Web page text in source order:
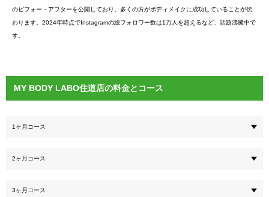
のビフォー・アフターを公開しており、多くの方がボディメイクに成功していることが伝
わります。2024年時点でInstagramの総フォロワー数は1万人を超えるなど、話題沸騰中で
す。
MY BODY LABO住道店の料金とコース
1ヶ月コース
2ヶ月コース
3ヶ月コース